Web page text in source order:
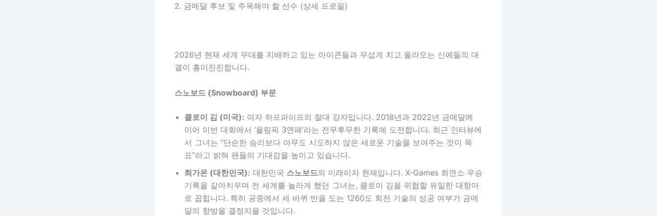
2. 금메달 후보 및 주목해야 할 선수 (상세 프로필)
2026년 현재 세계 무대를 지배하고 있는 아이콘들과 무섭게 치고 올라오는 신예들의 대
결이 흥미진진합니다.
스노보드 (Snowboard) 부문
클로이 김 (미국): 여자 하프파이프의 절대 강자입니다. 2018년과 2022년 금메달에
이어 이번 대회에서 ‘올림픽 3연패’라는 전무후무한 기록에 도전합니다. 최근 인터뷰에
서 그녀는 “단순한 승리보다 아무도 시도하지 않은 새로운 기술을 보여주는 것이 목
표”라고 밝혀 팬들의 기대감을 높이고 있습니다.
최가온 (대한민국): 대한민국 스노보드의 미래이자 현재입니다. X-Games 최연소 우승
기록을 갈아치우며 전 세계를 놀라게 했던 그녀는, 클로이 김을 위협할 유일한 대항마
로 꼽힙니다. 특히 공중에서 세 바퀴 반을 도는 1260도 회전 기술의 성공 여부가 금메
달의 향방을 결정지을 것입니다.